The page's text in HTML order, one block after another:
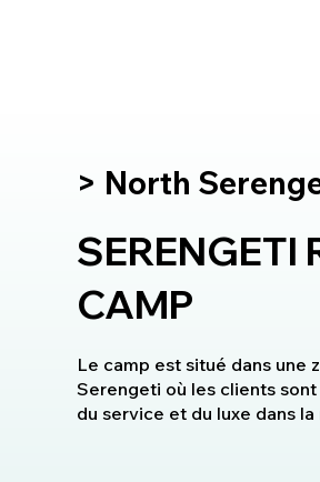
> North
SERENGETI
CAMP
Le camp est situé dans une
Serengeti où les clients
du service et du luxe dans la